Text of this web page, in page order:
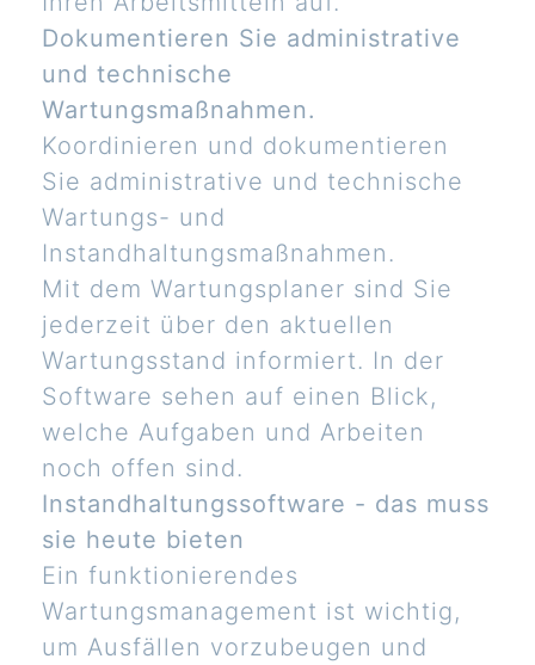
Dokumentieren Sie administrative
und technische
Wartungsmaßnahmen.
Koordinieren und dokumentieren
Sie administrative und technische
Wartungs- und
Instandhaltungsmaßnahmen.
Mit dem Wartungsplaner sind Sie
jederzeit über den aktuellen
Wartungsstand informiert. In der
Software sehen auf einen Blick,
welche Aufgaben und Arbeiten
noch offen sind.
Instandhaltungssoftware - das muss
sie heute bieten
Ein funktionierendes
Wartungsmanagement ist wichtig,
um Ausfällen vorzubeugen und